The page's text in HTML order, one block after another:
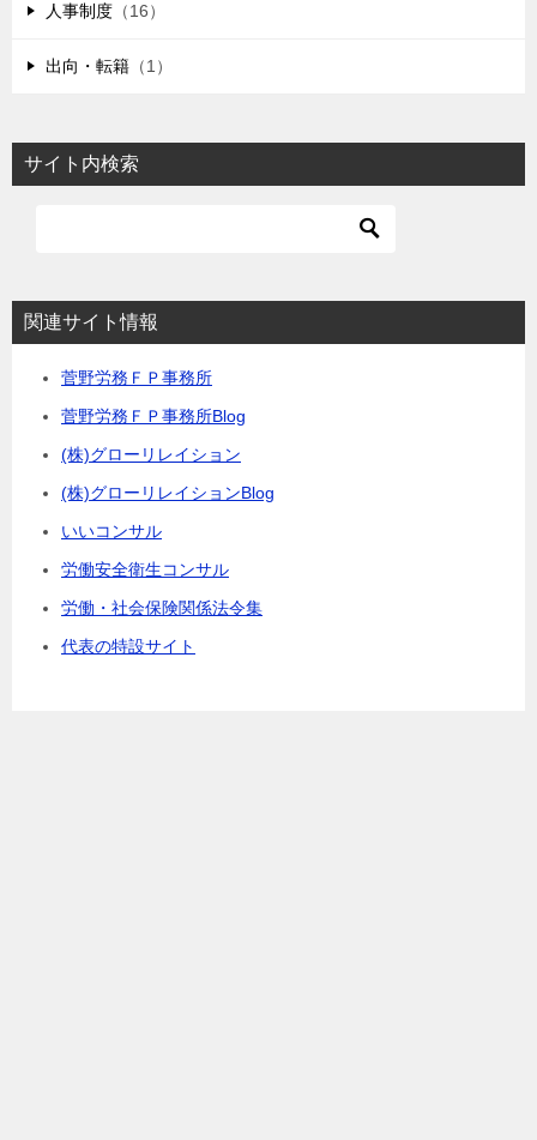
人事制度 （16）
出向・転籍 （1）
サイト内検索
関連サイト情報
菅野労務ＦＰ事務所
菅野労務ＦＰ事務所Blog
(株)グローリレイション
(株)グローリレイションBlog
いいコンサル
労働安全衛生コンサル
労働・社会保険関係法令集
代表の特設サイト